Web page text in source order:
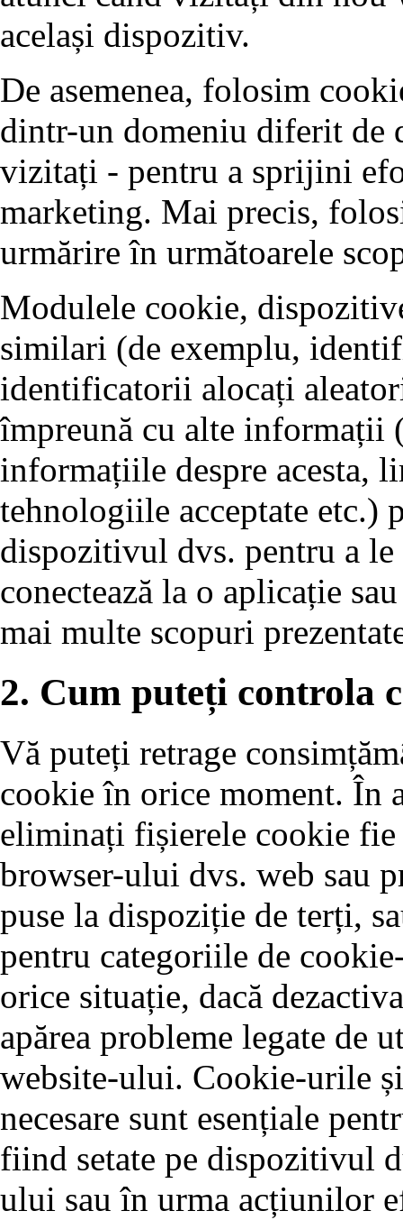
același dispozitiv.
De asemenea, folosim
dintr-un domeniu diferit de
vizitați - pentru a sprijini
marketing. Mai precis,
urmărire în următoarele
Modulele cookie,
similari (de exemplu,
identificatorii alocați
împreună cu alte informații
informațiile despre acesta,
tehnologiile acceptate etc.)
dispozitivul dvs. pentru a le
conectează la o aplicație
mai multe scopuri
2. Cum puteți controla
Vă puteți retrage
cookie în orice moment. În
eliminați fișierele cookie
browser-ului dvs. web sau
puse la dispoziție de terți,
pentru categoriile de
orice situație, dacă
apărea probleme legate de
website-ului. Cookie-urile
necesare sunt esențiale
fiind setate pe dispozitivul
ului sau în urma acțiunilor